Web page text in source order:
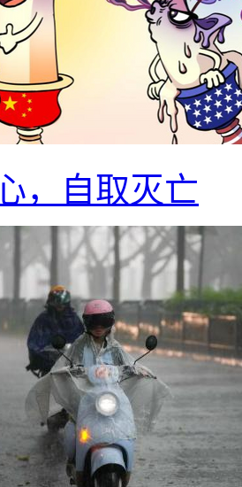
，自取灭亡